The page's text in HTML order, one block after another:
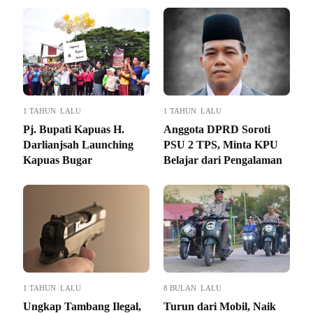
1 TAHUN LALU
Pj. Bupati Kapuas H.
Darlianjsah Launching
Kapuas Bugar
1 TAHUN LALU
Anggota DPRD Soroti
PSU 2 TPS, Minta KPU
Belajar dari Pengalaman
1 TAHUN LALU
Ungkap Tambang Ilegal,
8 BULAN LALU
Turun dari Mobil, Naik